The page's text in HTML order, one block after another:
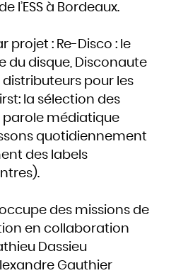
l’ESS à Bordeaux.
projet : Re-Disco : le
du disque, Disconaute
pour les
la sélection des
parole médiatique
quotidiennement
des labels
des missions de
en collaboration
Dassieu
Gauthier